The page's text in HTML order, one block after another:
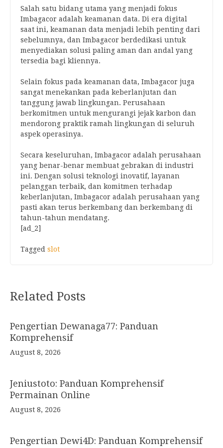
Salah satu bidang utama yang menjadi fokus
Imbagacor adalah keamanan data. Di era digital
saat ini, keamanan data menjadi lebih penting dari
sebelumnya, dan Imbagacor berdedikasi untuk
menyediakan solusi paling aman dan andal yang
tersedia bagi kliennya.
Selain fokus pada keamanan data, Imbagacor juga
sangat menekankan pada keberlanjutan dan
tanggung jawab lingkungan. Perusahaan
berkomitmen untuk mengurangi jejak karbon dan
mendorong praktik ramah lingkungan di seluruh
aspek operasinya.
Secara keseluruhan, Imbagacor adalah perusahaan
yang benar-benar membuat gebrakan di industri
ini. Dengan solusi teknologi inovatif, layanan
pelanggan terbaik, dan komitmen terhadap
keberlanjutan, Imbagacor adalah perusahaan yang
pasti akan terus berkembang dan berkembang di
tahun-tahun mendatang.
[ad_2]
Tagged slot
Related Posts
Pengertian Dewanaga77: Panduan
Komprehensif
August 8, 2026
Jeniustoto: Panduan Komprehensif
Permainan Online
August 8, 2026
Pengertian Dewi4D: Panduan Komprehensif
Post